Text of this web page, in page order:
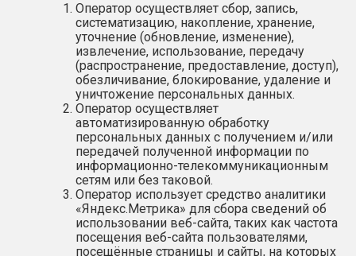
Оператор осуществляет сбор, запись,
систематизацию, накопление, хранение,
уточнение (обновление, изменение),
извлечение, использование, передачу
(распространение, предоставление, доступ),
обезличивание, блокирование, удаление и
уничтожение персональных данных.
Оператор осуществляет
автоматизированную обработку
персональных данных с получением и/или
передачей полученной информации по
информационно-телекоммуникационным
сетям или без таковой.
Оператор использует средство аналитики
«Яндекс.Метрика» для сбора сведений об
использовании веб-сайта, таких как частота
посещения веб-сайта пользователями,
посещённые страницы и сайты, на которых